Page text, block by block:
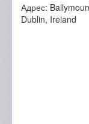
Адрес:
Dublin, Ireland